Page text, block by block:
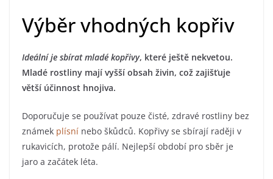
Výběr vhodných kopřiv
Ideální je sbírat mladé kopřivy, které ještě nekvetou.
Mladé rostliny mají vyšší obsah živin, což zajišťuje
větší účinnost hnojiva.
Doporučuje se používat pouze čisté, zdravé rostliny bez
známek plísní nebo škůdců. Kopřivy se sbírají raději v
rukavicích, protože pálí. Nejlepší období pro sběr je
jaro a začátek léta.